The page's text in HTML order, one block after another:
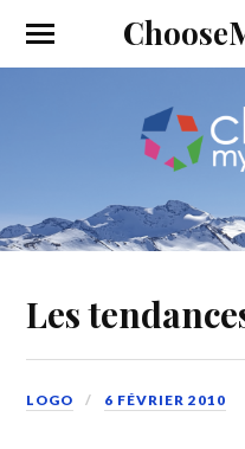
Les
LOGO 6 FÉVRIER 2010